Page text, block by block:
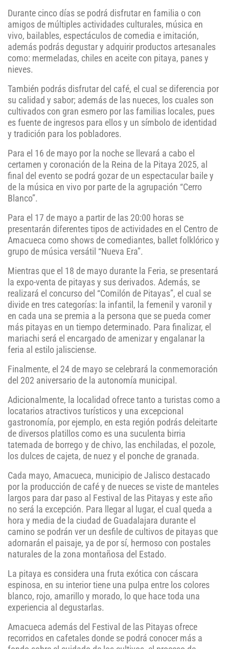
Durante cinco días se podrá disfrutar en familia o con
amigos de múltiples actividades culturales, música en
vivo, bailables, espectáculos de comedia e imitación,
además podrás degustar y adquirir productos artesanales
como: mermeladas, chiles en aceite con pitaya, panes y
nieves.
También podrás disfrutar del café, el cual se diferencia por
su calidad y sabor; además de las nueces, los cuales son
cultivados con gran esmero por las familias locales, pues
es fuente de ingresos para ellos y un símbolo de identidad
y tradición para los pobladores.
Para el 16 de mayo por la noche se llevará a cabo el
certamen y coronación de la Reina de la Pitaya 2025, al
final del evento se podrá gozar de un espectacular baile y
de la música en vivo por parte de la agrupación “Cerro
Blanco”.
Para el 17 de mayo a partir de las 20:00 horas se
presentarán diferentes tipos de actividades en el Centro de
Amacueca como shows de comediantes, ballet folklórico y
grupo de música versátil “Nueva Era”.
Mientras que el 18 de mayo durante la Feria, se presentará
la expo-venta de pitayas y sus derivados. Además, se
realizará el concurso del “Comilón de Pitayas”, el cual se
divide en tres categorías: la infantil, la femenil y varonil y
en cada una se premia a la persona que se pueda comer
más pitayas en un tiempo determinado. Para finalizar, el
mariachi será el encargado de amenizar y engalanar la
feria al estilo jalisciense.
Finalmente, el 24 de mayo se celebrará la conmemoración
del 202 aniversario de la autonomía municipal.
Adicionalmente, la localidad ofrece tanto a turistas como a
locatarios atractivos turísticos y una excepcional
gastronomía, por ejemplo, en esta región podrás deleitarte
de diversos platillos como es una suculenta birria
tatemada de borrego y de chivo, las enchiladas, el pozole,
los dulces de cajeta, de nuez y el ponche de granada.
Cada mayo, Amacueca, municipio de Jalisco destacado
por la producción de café y de nueces se viste de manteles
largos para dar paso al Festival de las Pitayas y este año
no será la excepción. Para llegar al lugar, el cual queda a
hora y media de la ciudad de Guadalajara durante el
camino se podrán ver un desfile de cultivos de pitayas que
adornarán el paisaje, ya de por sí, hermoso con postales
naturales de la zona montañosa del Estado.
La pitaya es considera una fruta exótica con cáscara
espinosa, en su interior tiene una pulpa entre los colores
blanco, rojo, amarillo y morado, lo que hace toda una
experiencia al degustarlas.
Amacueca además del Festival de las Pitayas ofrece
recorridos en cafetales donde se podrá conocer más a